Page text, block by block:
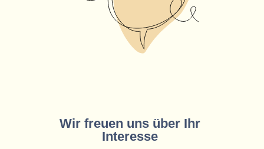
Wir freuen uns über Ihr
Interesse